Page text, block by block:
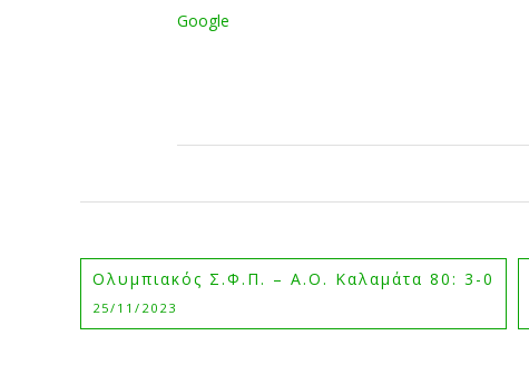
Google
Ολυμπιακός Σ.Φ.Π. – Α.Ο. Καλαμάτα 80: 3-0
25/11/2023